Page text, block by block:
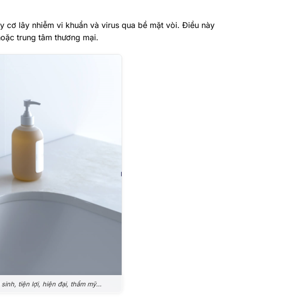
lây nhiễm vi khuẩn và virus qua bề mặt vòi. Điều này
trung tâm thương mại.
tiện lợi, hiện đại, thẩm mỹ…